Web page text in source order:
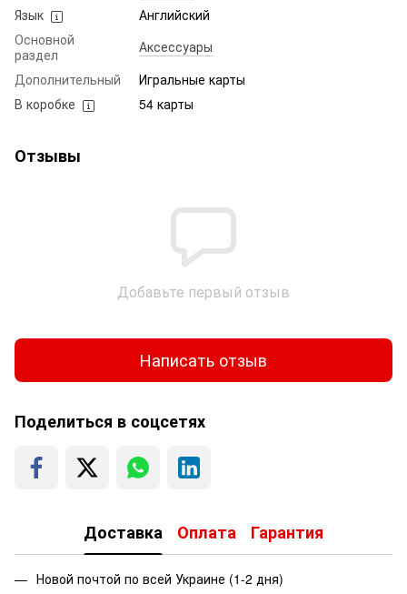
Язык
Английский
Основной
раздел
Аксессуары
Дополнительный
Игральные карты
В коробке
54 карты
Отзывы
Добавьте первый отзыв
Написать отзыв
Поделиться в соцсетях
Доставка Оплата Гарантия
Новой почтой по всей Украине (1-2 дня)